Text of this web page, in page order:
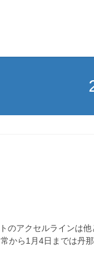
アクセルラインは他
から1月4日までは丹